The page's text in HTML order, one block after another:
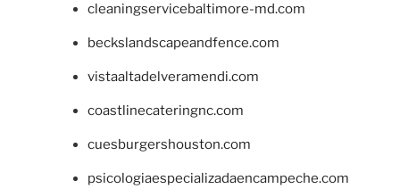
cleaningservicebaltimore-md.com
beckslandscapeandfence.com
vistaaltadelveramendi.com
coastlinecateringnc.com
cuesburgershouston.com
psicologiaespecializadaencampeche.com